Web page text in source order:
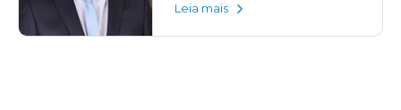
Leia mais